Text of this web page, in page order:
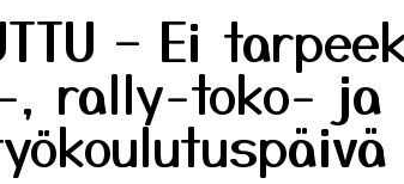
– Ei
, rally-toko- ja